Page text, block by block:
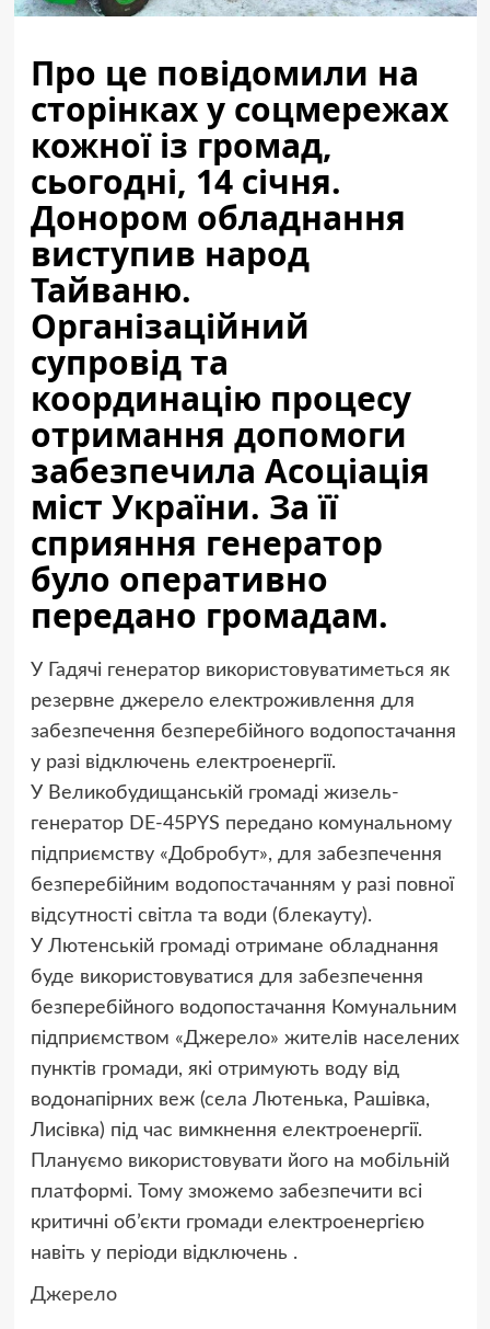
Про це повідомили на
сторінках у соцмережах
кожної із громад,
сьогодні, 14 січня.
Донором обладнання
виступив народ
Тайваню.
Організаційний
супровід та
координацію процесу
отримання допомоги
забезпечила Асоціація
міст України. За її
сприяння генератор
було оперативно
передано громадам.
У Гадячі генератор використовуватиметься як
резервне джерело електроживлення для
забезпечення безперебійного водопостачання
у разі відключень електроенергії.
У Великобудищанській громаді жизель-
генератор DE-45PYS передано комунальному
підприємству «Добробут», для забезпечення
безперебійним водопостачанням у разі повної
відсутності світла та води (блекауту).
У Лютенській громаді отримане обладнання
буде використовуватися для забезпечення
безперебійного водопостачання Комунальним
підприємством «Джерело» жителів населених
пунктів громади, які отримують воду від
водонапірних веж (села Лютенька, Рашівка,
Лисівка) під час вимкнення електроенергії.
Плануємо використовувати його на мобільній
платформі. Тому зможемо забезпечити всі
критичні об’єкти громади електроенергією
навіть у періоди відключень .
Джерело